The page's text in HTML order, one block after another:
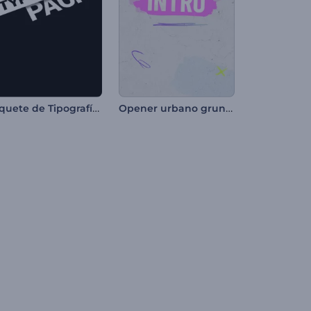
Paquete de Tipografía Rápida Opener urbano grunge